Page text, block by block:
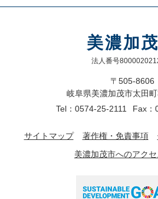
美濃加
法人番号
〒505-8606
岐阜県美濃加茂市太田
Tel：0574-25-2111
Fax：
サイトマップ 著作権・免責事項
美濃加茂市へのアク